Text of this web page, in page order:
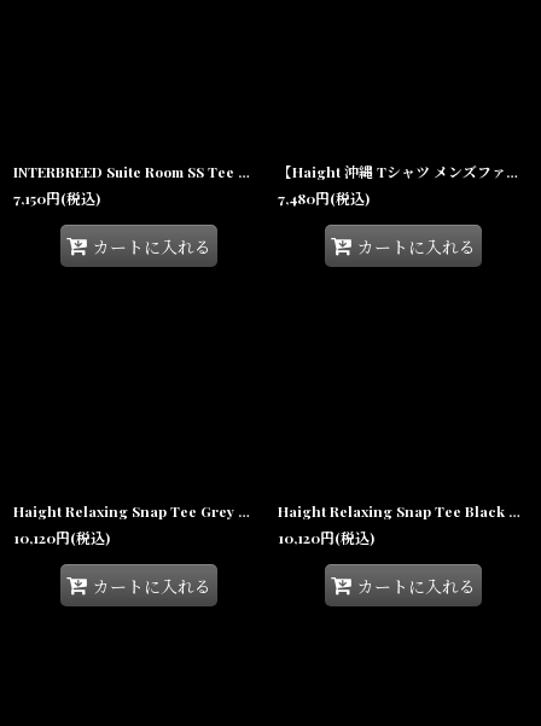
INTERBREED Suite Room SS Tee White インターブリード スナップ 半袖 Tシャツ バックプリント 蛍光 サンプリング 沖縄 ストリートファッション
7,150円(税込)
カートに入れる
【Haight 沖縄 Tシャツ メンズファッション 通販】LVC NEON LIGHT Tee White ヘイト ネオンライト 半袖 バックプリント ストリートファッション
7,480円(税込)
カートに入れる
Haight Relaxing Snap Tee Grey ヘイト リラクシング スナップ Tシャツ ヘンリーネック リップストップ 半袖 沖縄 ストリートファッション
10,120円(税込)
カートに入れる
Haight Relaxing Snap Tee Black ヘイト リラクシング スナップ Tシャツ ヘンリーネック リップストップ 半袖 沖縄 ストリートファッション
10,120円(税込)
カートに入れる